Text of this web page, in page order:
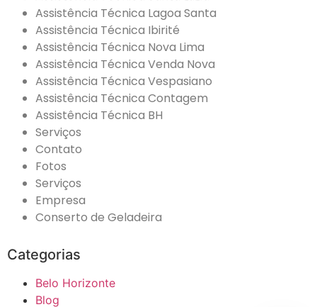
Assistência Técnica Lagoa Santa
Assistência Técnica Ibirité
Assistência Técnica Nova Lima
Assistência Técnica Venda Nova
Assistência Técnica Vespasiano
Assistência Técnica Contagem
Assistência Técnica BH
Serviços
Contato
Fotos
Serviços
Empresa
Conserto de Geladeira
Categorias
Belo Horizonte
Blog